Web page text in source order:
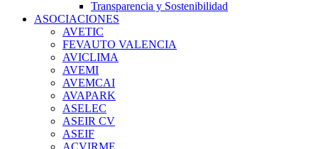
Transparencia y Sostenibilidad
ASOCIACIONES
AVETIC
FEVAUTO VALENCIA
AVICLIMA
AVEMI
AVEMCAI
AVAPARK
ASELEC
ASEIR CV
ASEIF
ACVIRME